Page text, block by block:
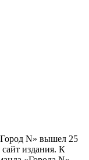
N» вышел 25
сайт издания. К